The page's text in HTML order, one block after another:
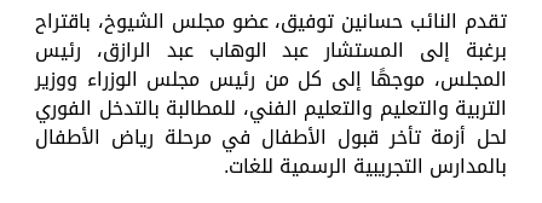
تقدم النائب حسانين توفيق، عضو مجلس الشيوخ، باقتراح
برغبة إلى المستشار عبد الوهاب عبد الرازق، رئيس
المجلس، موجهًا إلى كل من رئيس مجلس الوزراء ووزير
التربية والتعليم والتعليم الفني، للمطالبة بالتدخل الفوري
لحل أزمة تأخر قبول الأطفال في مرحلة رياض الأطفال
بالمدارس التجريبية الرسمية للغات.